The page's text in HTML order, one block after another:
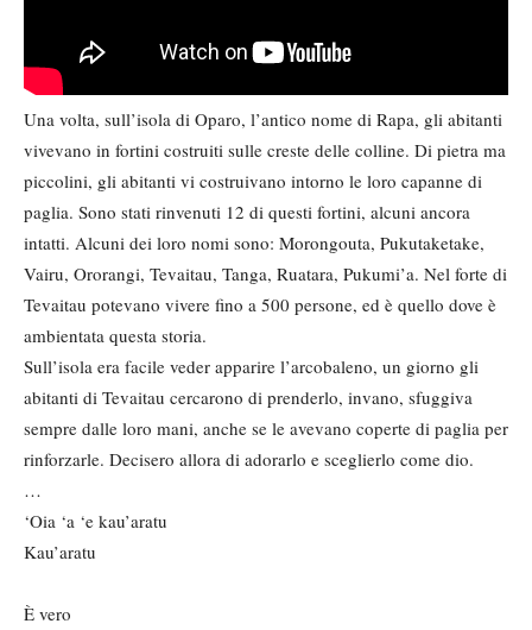
Una volta, sull’isola di Oparo, l’antico nome di Rapa, gli abitanti
vivevano in fortini costruiti sulle creste delle colline. Di pietra ma
piccolini, gli abitanti vi costruivano intorno le loro capanne di
paglia. Sono stati rinvenuti 12 di questi fortini, alcuni ancora
intatti. Alcuni dei loro nomi sono: Morongouta, Pukutaketake,
Vairu, Ororangi, Tevaitau, Tanga, Ruatara, Pukumi’a. Nel forte di
Tevaitau potevano vivere fino a 500 persone, ed è quello dove è
ambientata questa storia.
Sull’isola era facile veder apparire l’arcobaleno, un giorno gli
abitanti di Tevaitau cercarono di prenderlo, invano, sfuggiva
sempre dalle loro mani, anche se le avevano coperte di paglia per
rinforzarle. Decisero allora di adorarlo e sceglierlo come dio.
…
‘Oia ‘a ‘e kau’aratu
Kau’aratu
È vero